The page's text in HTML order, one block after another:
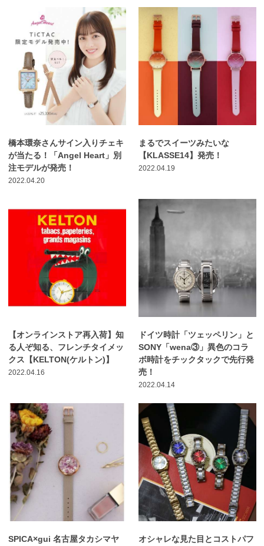
橋本環奈さんサイン入りチェキ
が当たる！「Angel Heart」別
注モデルが発売！
2022.04.20
まるでスイーツみたいな
【KLASSE14】発売！
2022.04.19
【オンラインストア再入荷】知
る人ぞ知る、フレンチタイメッ
クス【KELTON(ケルトン)】
2022.04.16
ドイツ時計「ツェッペリン」と
SONY「wena③」異色のコラ
ボ時計をチックタックで先行発
売！
2022.04.14
SPICA×gui 名古屋タカシマヤ
オシャレな見た目とコストパフ